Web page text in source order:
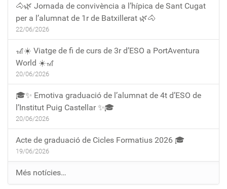
🐴🌿 Jornada de convivència a l’hípica de Sant Cugat
per a l’alumnat de 1r de Batxillerat 🌿🐴
22/06/2026
🎢☀️ Viatge de fi de curs de 3r d’ESO a PortAventura
World ☀️🎢
20/06/2026
🎓✨ Emotiva graduació de l’alumnat de 4t d’ESO de
l’Institut Puig Castellar ✨🎓
20/06/2026
Acte de graduació de Cicles Formatius 2026 🎓
19/06/2026
Més notícies…